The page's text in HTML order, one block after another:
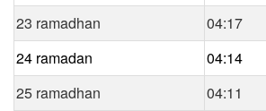
23 ramadhan
04:17
24 ramadan
04:14
25 ramadhan
04:11